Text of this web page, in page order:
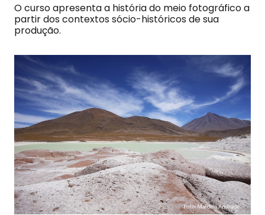
O curso apresenta a história do meio fotográfico a
partir dos contextos sócio-históricos de sua
produção.